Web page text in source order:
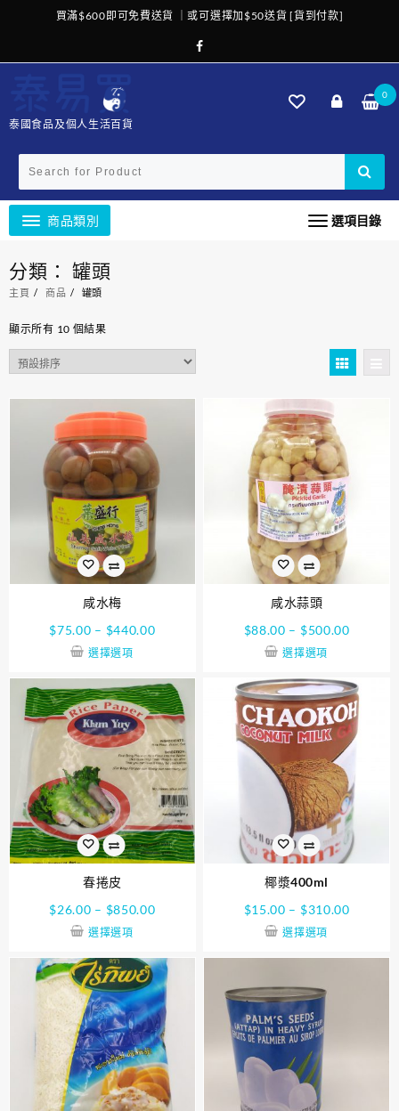
買滿$600即可免費送貨 ｜或可選擇加$50送貨 [貨到付款]
泰國食品及個人生活百貨
0
商品類別 選項目錄
分類： 罐頭
主頁 商品 罐頭
顯示所有 10 個結果
咸水梅
$75.00 – $440.00
選擇選項
咸水蒜頭
$88.00 – $500.00
選擇選項
春捲皮
$26.00 – $850.00
選擇選項
椰漿400ml
$15.00 – $310.00
選擇選項